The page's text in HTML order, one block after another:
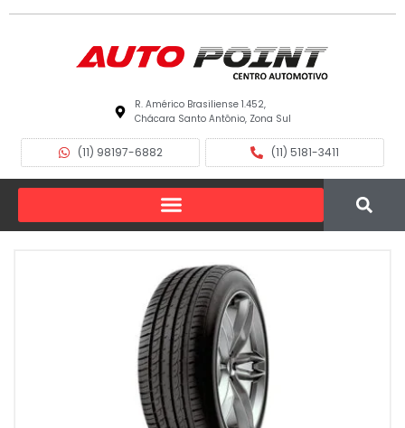
R. Américo Brasiliense 1.452,
Chácara Santo Antônio, Zona Sul
(11) 98197-6882 (11) 5181-3411